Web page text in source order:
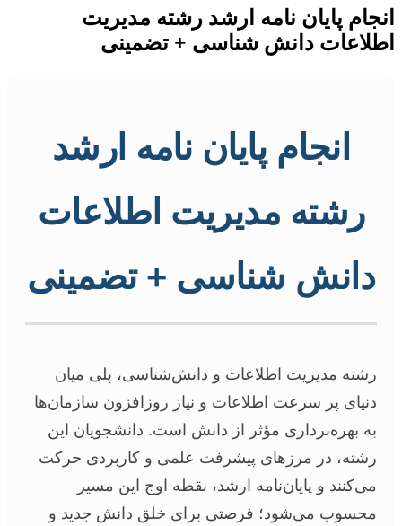
انجام پایان نامه ارشد رشته مدیریت
اطلاعات دانش شناسی + تضمینی
انجام پایان نامه ارشد
رشته مدیریت اطلاعات
دانش شناسی + تضمینی
رشته مدیریت اطلاعات و دانش‌شناسی، پلی میان
دنیای پر سرعت اطلاعات و نیاز روزافزون سازمان‌ها
به بهره‌برداری مؤثر از دانش است. دانشجویان این
رشته، در مرزهای پیشرفت علمی و کاربردی حرکت
می‌کنند و پایان‌نامه ارشد، نقطه اوج این مسیر
محسوب می‌شود؛ فرصتی برای خلق دانش جدید و